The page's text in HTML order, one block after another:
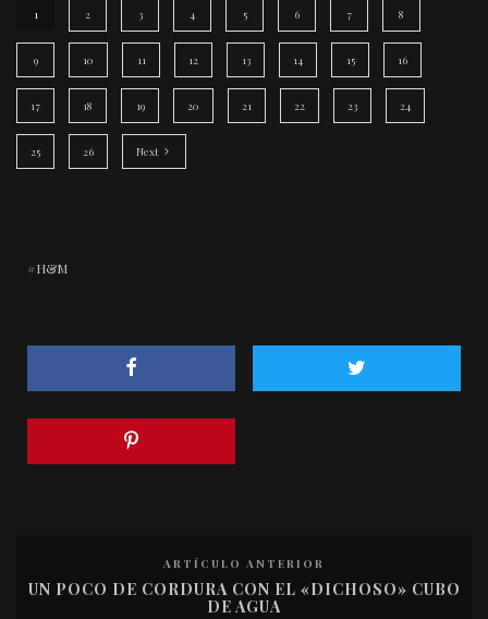
1 2 3 4 5 6 7 8
9 10 11 12 13 14 15 16
17 18 19 20 21 22 23 24
25 26 Next
H&M
ARTÍCULO ANTERIOR
UN POCO DE CORDURA CON EL «DICHOSO» CUBO
DE AGUA